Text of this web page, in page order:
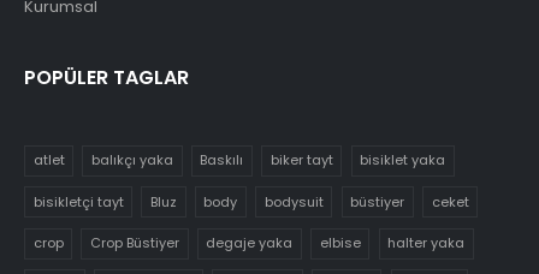
Kurumsal
POPÜLER TAGLAR
atlet balıkçı yaka Baskılı biker tayt bisiklet yaka
bisikletçi tayt Bluz body bodysuit büstiyer ceket
crop Crop Büstiyer degaje yaka elbise halter yaka